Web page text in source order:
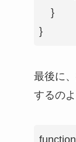
    }
}
最後に
するのよ